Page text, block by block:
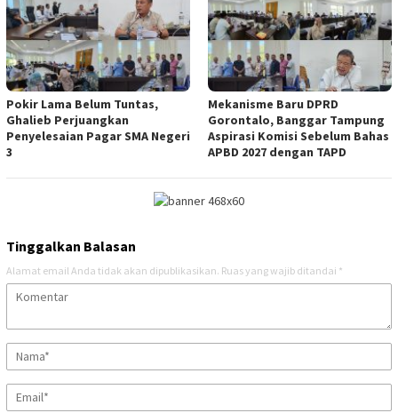
Pokir Lama Belum Tuntas,
Ghalieb Perjuangkan
Penyelesaian Pagar SMA Negeri
3
Mekanisme Baru DPRD
Gorontalo, Banggar Tampung
Aspirasi Komisi Sebelum Bahas
APBD 2027 dengan TAPD
Tinggalkan Balasan
Alamat email Anda tidak akan dipublikasikan. Ruas yang wajib ditandai *